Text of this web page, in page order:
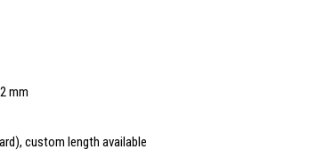
mm
custom length available